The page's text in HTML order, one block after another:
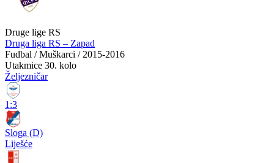
Druge lige RS
Druga liga RS – Zapad
Fudbal / Muškarci / 2015-2016
Utakmice 30. kolo
Željezničar
1:3
Sloga (D)
Liješće